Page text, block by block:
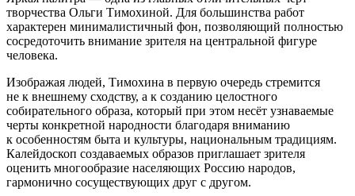
творчества Ольги Тимохиной. Для большинства работ
характерен минималистичный фон, позволяющий полностью
сосредоточить внимание зрителя на центральной фигуре
человека.
Изображая людей, Тимохина в первую очередь стремится
не к внешнему сходству, а к созданию целостного
собирательного образа, который при этом несёт узнаваемые
черты конкретной народности благодаря вниманию
к особенностям быта и культуры, национальным традициям.
Калейдоскоп создаваемых образов приглашает зрителя
оценить многообразие населяющих Россию народов,
гармонично сосуществующих друг с другом.